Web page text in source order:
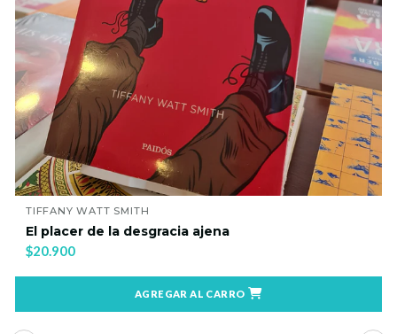
TIFFANY WATT SMITH
El placer de la desgracia ajena
$20.900
AGREGAR AL CARRO